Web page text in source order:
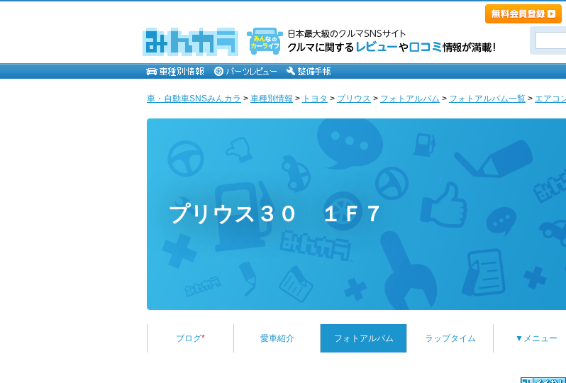
車・自動車SNSみんカラ > 車種別情報 > トヨタ > プリウス > フォトアルバム > フォトアルバム一覧 > エアコ
プリウス３０ １Ｆ７
ブログ* 愛車紹介 フォトアルバム ラップタイム ▼メニュー